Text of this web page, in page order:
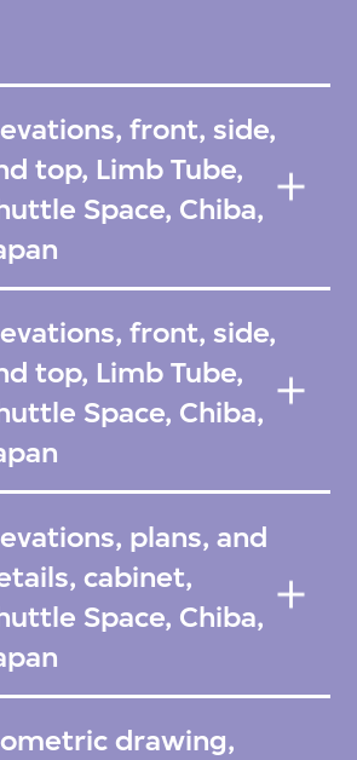
front, side,
top, Limb Tube,
Space, Chiba,
front, side,
top, Limb Tube,
Space, Chiba,
plans, and
cabinet,
Space, Chiba,
drawing,